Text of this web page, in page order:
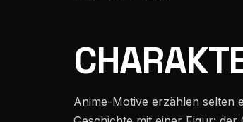
Wissen
Anime-Motive erzählen selten